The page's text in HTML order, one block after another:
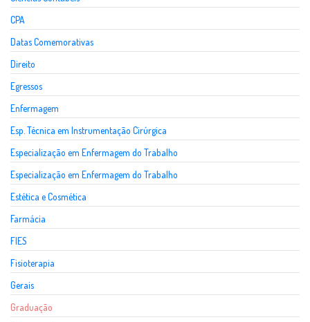
CPA
Datas Comemorativas
Direito
Egressos
Enfermagem
Esp. Técnica em Instrumentação Cirúrgica
Especialização em Enfermagem do Trabalho
Especialização em Enfermagem do Trabalho
Estética e Cosmética
Farmácia
FIES
Fisioterapia
Gerais
Graduação